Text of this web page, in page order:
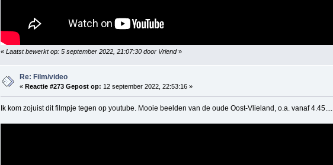
« Laatst bewerkt op: 5 september 2022, 21:07:30 door Vriend»
Re: Film/video
« Reactie #273 Gepost op: 12 september 2022, 22:53:16 »
Ik kom zojuist dit filmpje tegen op youtube. Mooie beelden van de oude Oost-Vlieland, o.a. vanaf 4.45....